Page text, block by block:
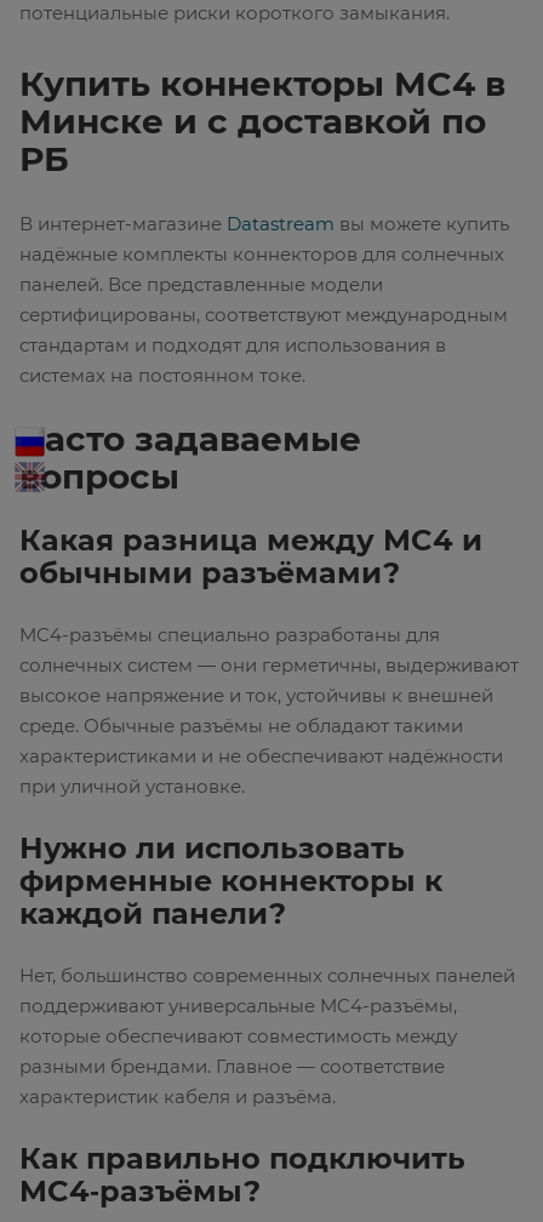
потенциальные риски короткого замыкания.
Купить коннекторы MC4 в
Минске и с доставкой по
РБ
В интернет-магазине Datastream вы можете купить
надёжные комплекты коннекторов для солнечных
панелей. Все представленные модели
сертифицированы, соответствуют международным
стандартам и подходят для использования в
системах на постоянном токе.
Часто задаваемые
вопросы
Какая разница между MC4 и
обычными разъёмами?
MC4-разъёмы специально разработаны для
солнечных систем — они герметичны, выдерживают
высокое напряжение и ток, устойчивы к внешней
среде. Обычные разъёмы не обладают такими
характеристиками и не обеспечивают надёжности
при уличной установке.
Нужно ли использовать
фирменные коннекторы к
каждой панели?
Нет, большинство современных солнечных панелей
поддерживают универсальные MC4-разъёмы,
которые обеспечивают совместимость между
разными брендами. Главное — соответствие
характеристик кабеля и разъёма.
Как правильно подключить
MC4‑разъёмы?